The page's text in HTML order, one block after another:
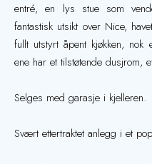
entré, en lys stue som
fantastisk utsikt over Nice,
fullt utstyrt åpent kjøkken,
ene har et tilstøtende dusjrom,
Selges med garasje i kjelleren.
Svært ettertraktet anlegg i et